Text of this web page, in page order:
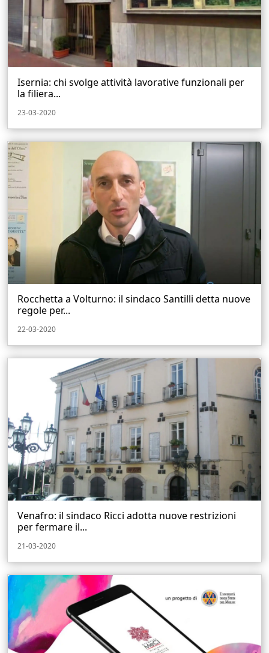
Isernia: chi svolge attività lavorative funzionali per
la filiera...
23-03-2020
Rocchetta a Volturno: il sindaco Santilli detta nuove
regole per...
22-03-2020
Venafro: il sindaco Ricci adotta nuove restrizioni
per fermare il...
21-03-2020